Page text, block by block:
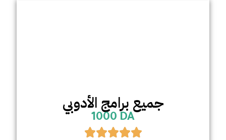
جميع برامج الأدوبي
1000 DA